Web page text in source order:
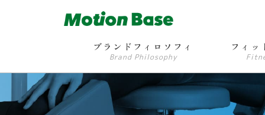
ブランドフィロソフィ
Brand Philosophy
フィッ